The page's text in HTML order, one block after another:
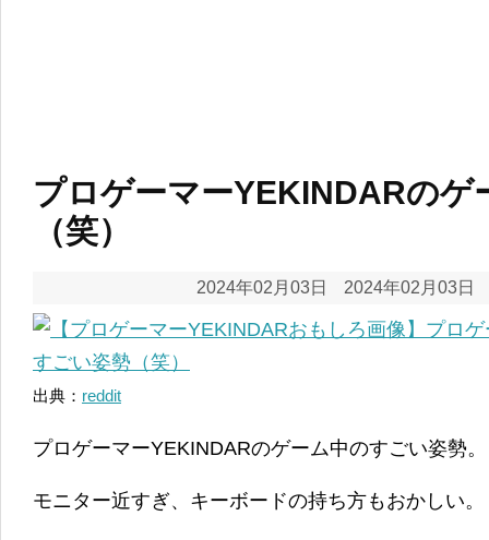
プロゲーマーYEKINDARのゲ
（笑）
2024年02月03日 2024年02月03日
出典： reddit
プロゲーマーYEKINDARのゲーム中のすごい姿勢。
モニター近すぎ、キーボードの持ち方もおかしい。